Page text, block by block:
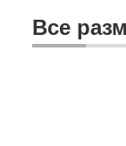
Все